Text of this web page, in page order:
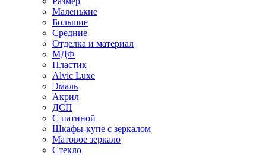
Маленькие
Большие
Средние
Отделка и материал
МДФ
Пластик
Alvic Luxe
Эмаль
Акрил
ДСП
С патиной
Шкафы-купе с зеркалом
Матовое зеркало
Стекло